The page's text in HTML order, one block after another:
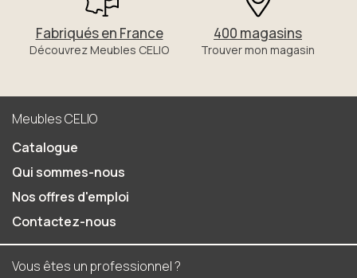
Fabriqués en France
Découvrez Meubles CELIO
400 magasins
Trouver mon magasin
Meubles CELIO
Catalogue
Qui sommes-nous
Nos offres d'emploi
Contactez-nous
Vous êtes un professionnel ?